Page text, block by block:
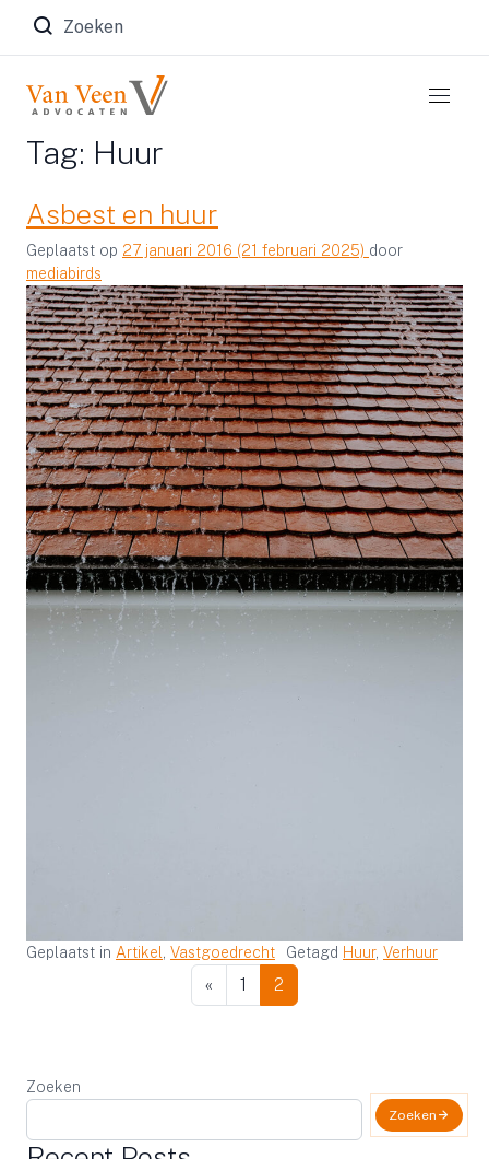
Zoeken naar:
Tag: Huur
Asbest en huur
Geplaatst op 27 januari 2016 (21 februari 2025) door
mediabirds
Geplaatst in Artikel , Vastgoedrecht Getagd Huur, Verhuur
Berichten navigatie
« 1 2
Zoeken
Zoeken